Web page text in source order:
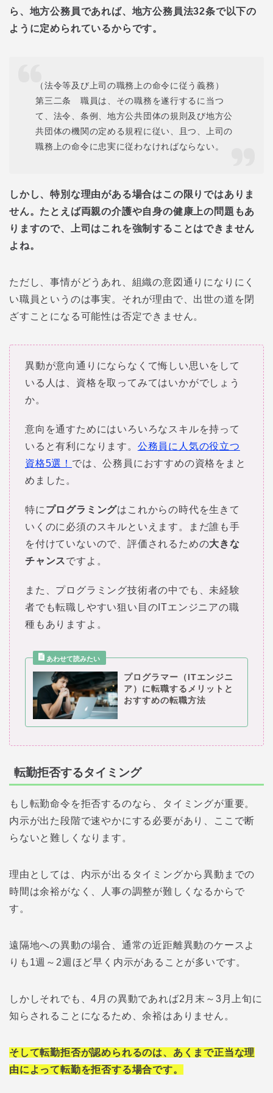
ら、地方公務員であれば、地方公務員法32条で以下の
ように定められているからです。
（法令等及び上司の職務上の命令に従う義務）
第三二条 職員は、その職務を遂行するに当つ
て、法令、条例、地方公共団体の規則及び地方公
共団体の機関の定める規程に従い、且つ、上司の
職務上の命令に忠実に従わなければならない。
しかし、特別な理由がある場合はこの限りではありま
せん。たとえば両親の介護や自身の健康上の問題もあ
りますので、上司はこれを強制することはできません
よね。
ただし、事情がどうあれ、組織の意図通りになりにく
い職員というのは事実。それが理由で、出世の道を閉
ざすことになる可能性は否定できません。
異動が意向通りにならなくて悔しい思いをして
いる人は、資格を取ってみてはいかがでしょう
か。
意向を通すためにはいろいろなスキルを持って
いると有利になります。 公務員に人気の役立つ
資格5選！ では、公務員におすすめの資格をまと
めました。
特に プログラミングはこれからの時代を生きて
いくのに必須のスキルといえます。まだ誰も手
を付けていないので、評価されるための大きな
チャンスですよ。
また、プログラミング技術者の中でも、未経験
者でも転職しやすい狙い目のITエンジニアの職
種もありますよ。
プログラマー（ITエンジニ
ア）に転職するメリットと
おすすめの転職方法
転勤拒否するタイミング
もし転勤命令を拒否するのなら、タイミングが重要。
内示が出た段階で速やかにする必要があり、ここで断
らないと難しくなります。
理由としては、内示が出るタイミングから異動までの
時間は余裕がなく、人事の調整が難しくなるからで
す。
遠隔地への異動の場合、通常の近距離異動のケースよ
りも1週～2週ほど早く内示があることが多いです。
しかしそれでも、4月の異動であれば2月末～3月上旬に
知らされることになるため、余裕はありません。
そして転勤拒否が認められるのは、あくまで正当な理
由によって転勤を拒否する場合です。